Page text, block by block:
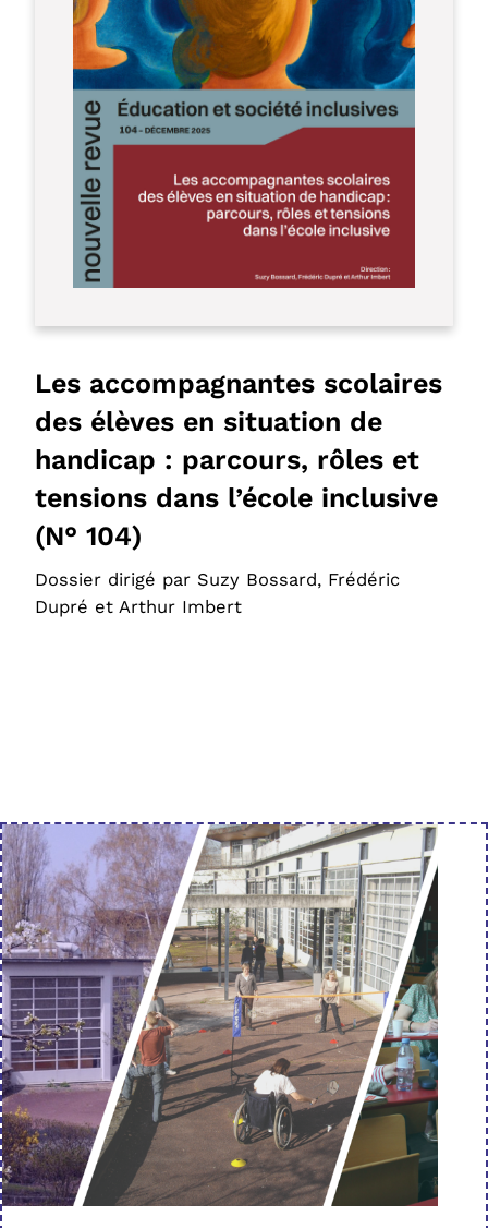
Les accompagnantes scolaires
des élèves en situation de
handicap : parcours, rôles et
tensions dans l’école inclusive
(N° 104)
Dossier dirigé par Suzy Bossard, Frédéric
Dupré et Arthur Imbert